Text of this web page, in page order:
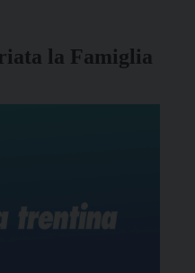
la Famiglia